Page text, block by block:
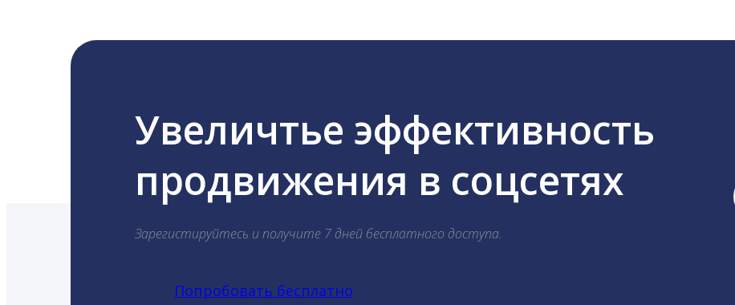
Увеличтье эффективность
продвижения в соцсетях
Зарегистируйтесь и получите 7 дней бесплатного доступа.
Попробовать бесплатно